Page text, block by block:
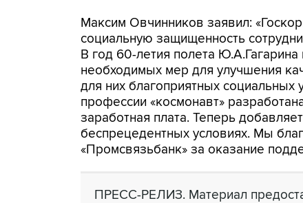
Максим Овчинников заявил:
социальную защищенность
В год 60-летия полета
необходимых мер для улучшения
для них благоприятных
профессии «космонавт»
заработная плата. Теперь
беспрецедентных условиях. Мы
«Промсвязьбанк» за оказание
ПРЕСС-РЕЛИЗ. Материал